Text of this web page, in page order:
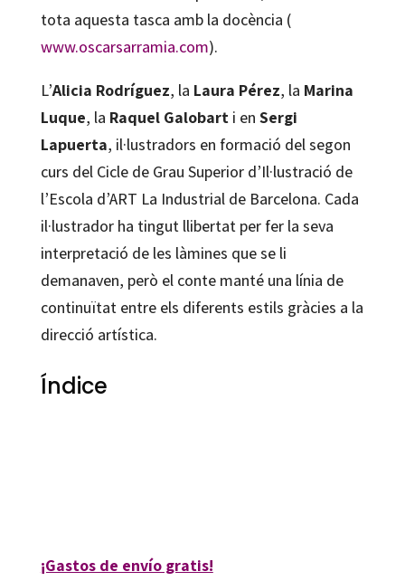
tota aquesta tasca amb la docència (
www.oscarsarramia.com).
L’Alicia Rodríguez, la Laura Pérez, la Marina
Luque, la Raquel Galobarti en Sergi
Lapuerta, il·lustradors en formació del segon
curs del Cicle de Grau Superior d’Il·lustració de
l’Escola d’ART La Industrial de Barcelona. Cada
il·lustrador ha tingut llibertat per fer la seva
interpretació de les làmines que se li
demanaven, però el conte manté una línia de
continuïtat entre els diferents estils gràcies a la
direcció artística.
Índice
¡Gastos de envío gratis!